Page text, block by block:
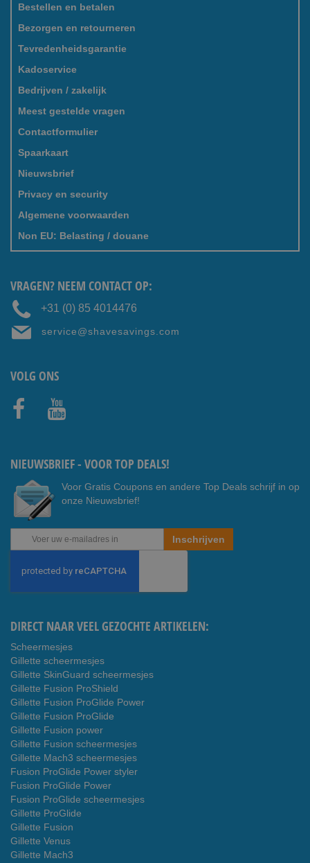
Bestellen en betalen
Bezorgen en retourneren
Tevredenheidsgarantie
Kadoservice
Bedrijven / zakelijk
Meest gestelde vragen
Contactformulier
Spaarkaart
Nieuwsbrief
Privacy en security
Algemene voorwaarden
Non EU: Belasting / douane
VRAGEN? NEEM CONTACT OP:
+31 (0) 85 4014476
service@shavesavings.com
VOLG ONS
NIEUWSBRIEF - VOOR TOP DEALS!
Voor Gratis Coupons en andere Top Deals schrijf in op
onze Nieuwsbrief!
Abonneer
u
onze
nieuwsbrief
Inschrijven
DIRECT NAAR VEEL GEZOCHTE ARTIKELEN:
Scheermesjes
Gillette scheermesjes
Gillette SkinGuard scheermesjes
Gillette Fusion ProShield
Gillette Fusion ProGlide Power
Gillette Fusion ProGlide
Gillette Fusion power
Gillette Fusion scheermesjes
Gillette Mach3 scheermesjes
Fusion ProGlide Power styler
Fusion ProGlide Power
Fusion ProGlide scheermesjes
Gillette ProGlide
Gillette Fusion
Gillette Venus
Gillette Mach3